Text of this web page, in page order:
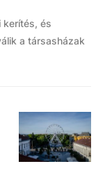
kerítés, és
a társasházak